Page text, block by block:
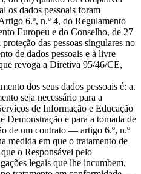
os dados pessoais foram
6.º, n.º 4, do Regulamento
Europeu e do Conselho, de 27
das pessoas singulares no
de dados pessoais e à livre
revoga a Diretiva 95/46/CE,
dos seus dados pessoais é: a.
seja necessário para a
de Informação e Educação
Demonstração e para a tomada de
de um contrato — artigo 6.º, n.º
medida em que o tratamento de
o Responsável pelo
legais que lhe incumbem,